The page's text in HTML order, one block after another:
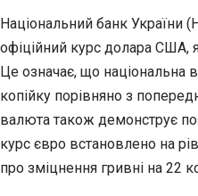
Національний банк України
офіційний курс долара США,
Це означає, що національна
копійку порівняно з
валюта також демонструє
курс євро встановлено на
про зміцнення гривні на 22